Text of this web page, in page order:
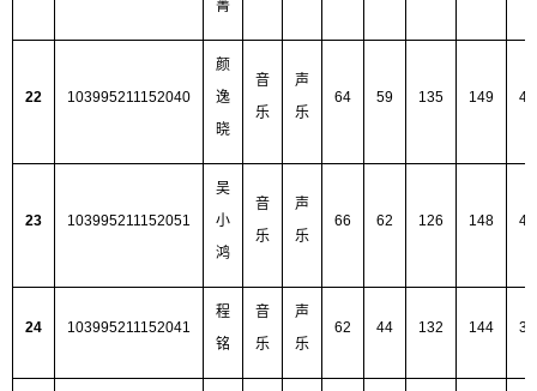
菁
22 103995211152040
颜
逸
晓
音
乐
声
乐
64 59 135 149
23 103995211152051
吴
小
鸿
音
乐
声
乐
66 62 126 148
24 103995211152041
程
铭
音
乐
声
乐
62 44 132 144